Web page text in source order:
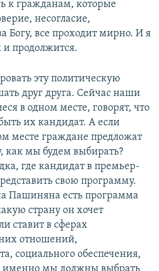
к гражданам, которые
несогласие,
Богу, все проходит мирно. И я
и продолжится.
эту политическую
друг друга. Сейчас наши
в одном месте, говорят, что
их кандидат. А если
месте граждане предложат
как мы будем выбирать?
где кандидат в премьер-
свою программу.
Пашиняна есть программа
страну он хочет
ставит в сферах
отношений,
социального обеспечения,